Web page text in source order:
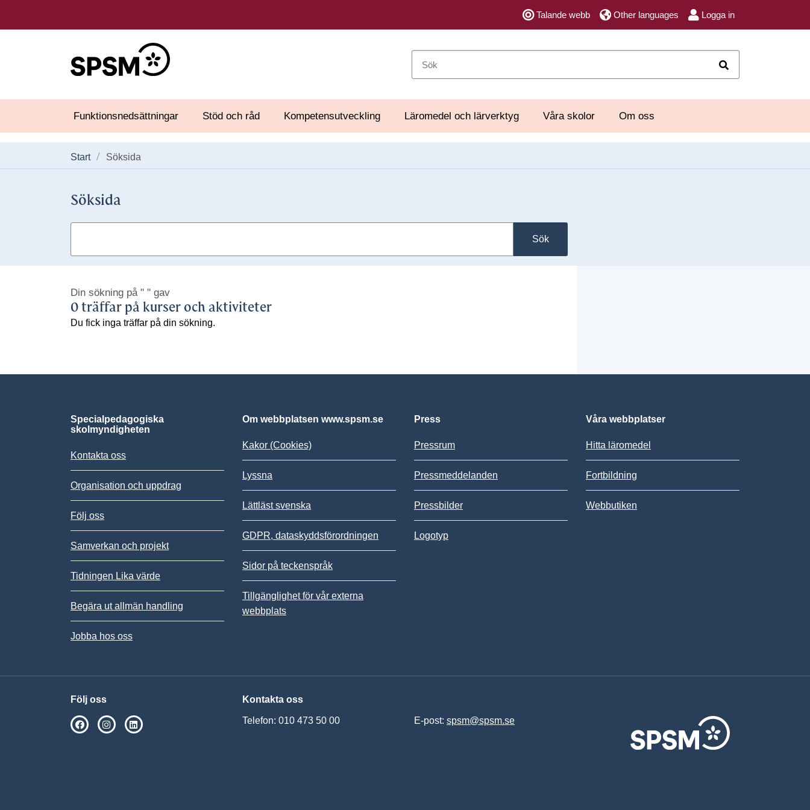
Talande webb Other languages Logga in
Funktionsnedsättningar Stöd och råd Kompetensutveckling Läromedel och lärverktyg Våra skolor Om oss
Start Söksida
Söksida
Sök
Din sökning på " " gav
0 träffar på kurser och aktiviteter
Du fick inga träffar på din sökning.
Specialpedagogiska
skolmyndigheten
Kontakta oss
Organisation och uppdrag
Följ oss
Samverkan och projekt
Tidningen Lika värde
Begära ut allmän handling
Jobba hos oss
Om webbplatsen www.spsm.se
Kakor (Cookies)
Lyssna
Lättläst svenska
GDPR, dataskyddsförordningen
Sidor på teckenspråk
Tillgänglighet för vår externa
webbplats
Press
Pressrum
Pressmeddelanden
Pressbilder
Logotyp
Våra webbplatser
Hitta läromedel
Fortbildning
Webbutiken
Följ oss
SPSM på Facebook
SPSM på Instagram
Kontakta oss
Telefon: 010 473 50 00 E-post: spsm@spsm.se